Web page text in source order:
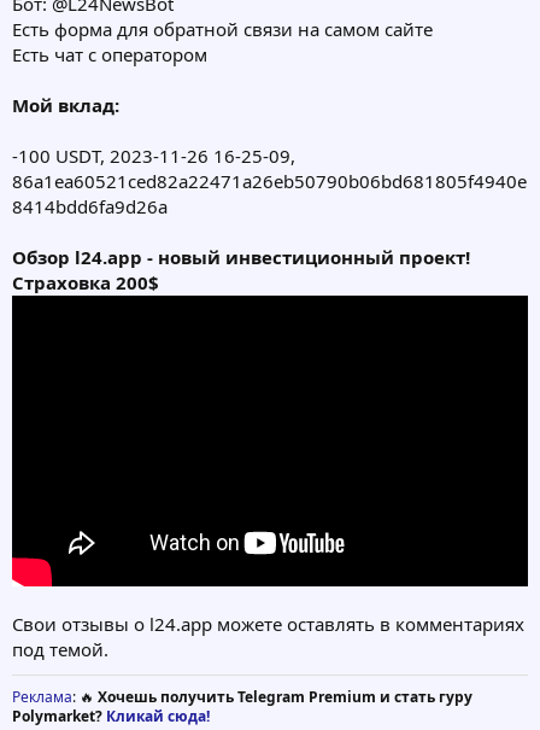
Есть форма для обратной связи на самом сайте
Есть чат с оператором
Мой вклад:
-100 USDT, 2023-11-26 16-25-09,
86a1ea60521ced82a22471a26eb50790b06bd681805f4940e
8414bdd6fa9d26a
Обзор l24.app - новый инвестиционный проект!
Страховка 200$
Свои отзывы о l24.app можете оставлять в комментариях
под темой.
Реклама: 🔥 Хочешь получить Telegram Premium и стать гуру
Polymarket? Кликай сюда!